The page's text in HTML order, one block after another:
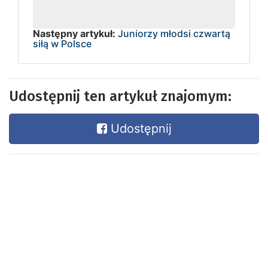
Następny artykuł: Juniorzy młodsi czwartą
siłą w Polsce
Udostępnij ten artykuł znajomym:
Udostępnij